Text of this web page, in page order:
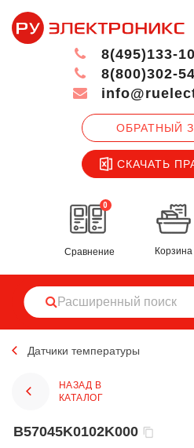
ОБРАТНЫЙ
СКАЧАТЬ
8(495)133-
8(800)302-
0
Сравнение Корзина
Датчики температуры
НАЗАД В
КАТАЛОГ
B57045K0102K000